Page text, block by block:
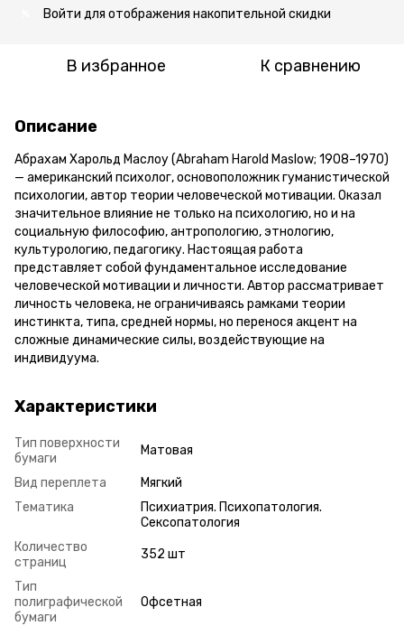
Войти для отображения накопительной скидки
В избранное К сравнению
Описание
Абрахам Харольд Маслоу (Abraham Harold Maslow; 1908–1970)
— американский психолог, основоположник гуманистической
психологии, автор теории человеческой мотивации. Оказал
значительное влияние не только на психологию, но и на
социальную философию, антропологию, этнологию,
культурологию, педагогику. Настоящая работа
представляет собой фундаментальное исследование
человеческой мотивации и личности. Автор рассматривает
личность человека, не ограничиваясь рамками теории
инстинкта, типа, средней нормы, но перенося акцент на
сложные динамические силы, воздействующие на
индивидуума.
Характеристики
Тип поверхности
бумаги
Матовая
Вид переплета
Мягкий
Тематика
Психиатрия. Психопатология.
Сексопатология
Количество
страниц
352 шт
Тип
полиграфической
бумаги
Офсетная